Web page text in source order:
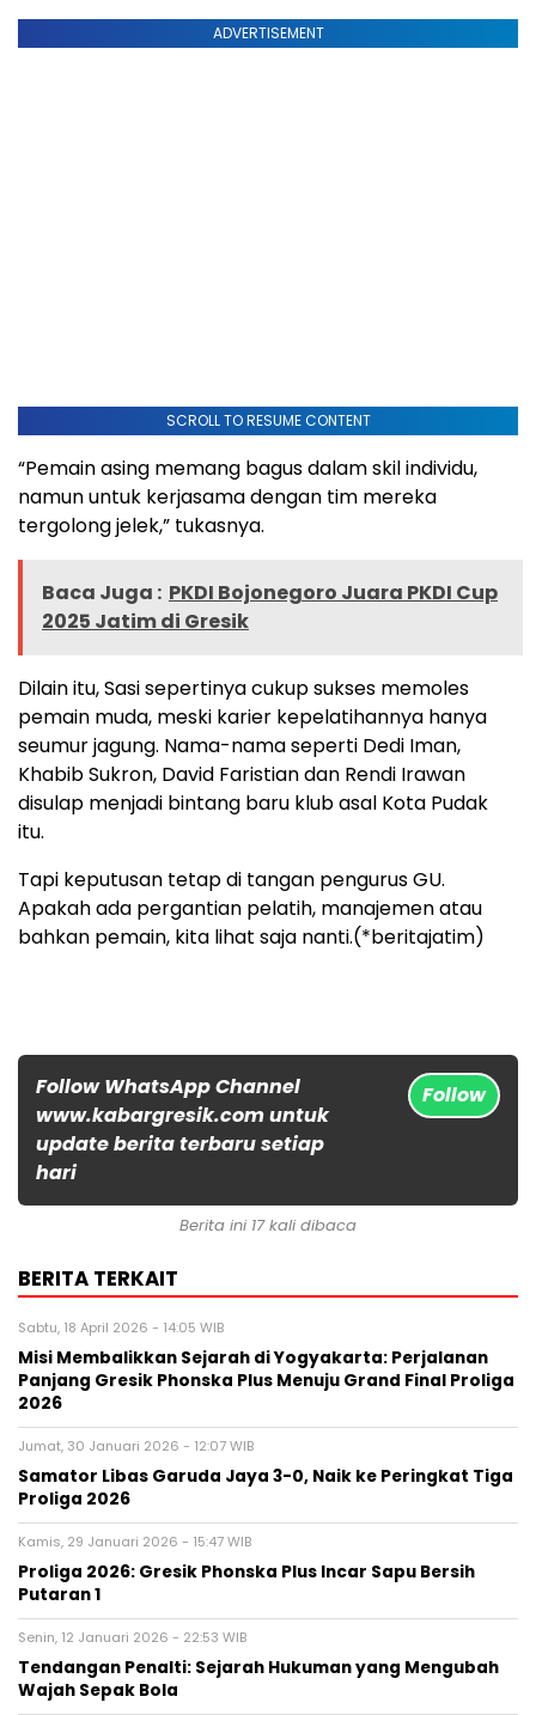
ADVERTISEMENT
SCROLL TO RESUME CONTENT
“Pemain asing memang bagus dalam skil individu,
namun untuk kerjasama dengan tim mereka
tergolong jelek,” tukasnya.
Baca Juga : PKDI Bojonegoro Juara PKDI Cup
2025 Jatim di Gresik
Dilain itu, Sasi sepertinya cukup sukses memoles
pemain muda, meski karier kepelatihannya hanya
seumur jagung. Nama-nama seperti Dedi Iman,
Khabib Sukron, David Faristian dan Rendi Irawan
disulap menjadi bintang baru klub asal Kota Pudak
itu.
Tapi keputusan tetap di tangan pengurus GU.
Apakah ada pergantian pelatih, manajemen atau
bahkan pemain, kita lihat saja nanti.(*beritajatim)
Follow WhatsApp Channel
www.kabargresik.com untuk
update berita terbaru setiap
hari
Follow
Berita ini 17 kali dibaca
BERITA TERKAIT
Sabtu, 18 April 2026 - 14:05 WIB
Misi Membalikkan Sejarah di Yogyakarta: Perjalanan
Panjang Gresik Phonska Plus Menuju Grand Final Proliga
2026
Jumat, 30 Januari 2026 - 12:07 WIB
Samator Libas Garuda Jaya 3-0, Naik ke Peringkat Tiga
Proliga 2026
Kamis, 29 Januari 2026 - 15:47 WIB
Proliga 2026: Gresik Phonska Plus Incar Sapu Bersih
Putaran 1
Senin, 12 Januari 2026 - 22:53 WIB
Tendangan Penalti: Sejarah Hukuman yang Mengubah
Wajah Sepak Bola